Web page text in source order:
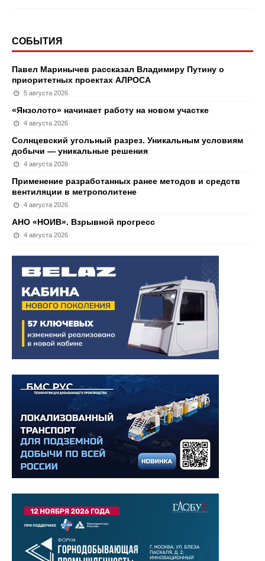
СОБЫТИЯ
Павел Маринычев рассказал Владимиру Путину о
приоритетных проектах АЛРОСА
5 августа 2026
«Янзолото» начинает работу на новом участке
4 августа 2026
Солнцевский угольный разрез. Уникальным условиям
добычи — уникальные решения
4 августа 2026
Применение разработанных ранее методов и средств
вентиляции в метрополитене
4 августа 2026
АНО «НОИВ». Взрывной прогресс
4 августа 2026